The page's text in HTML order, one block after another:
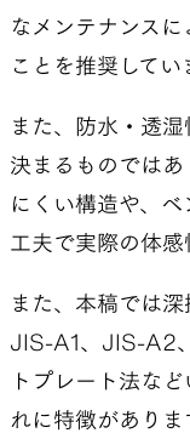
なメンテナンス
ことを推奨してい
また、防水・透
決まるものではあ
にくい構造や、
工夫で実際の体感
また、本稿では
JIS-A1、JIS-A2
トプレート法な
れに特徴があり